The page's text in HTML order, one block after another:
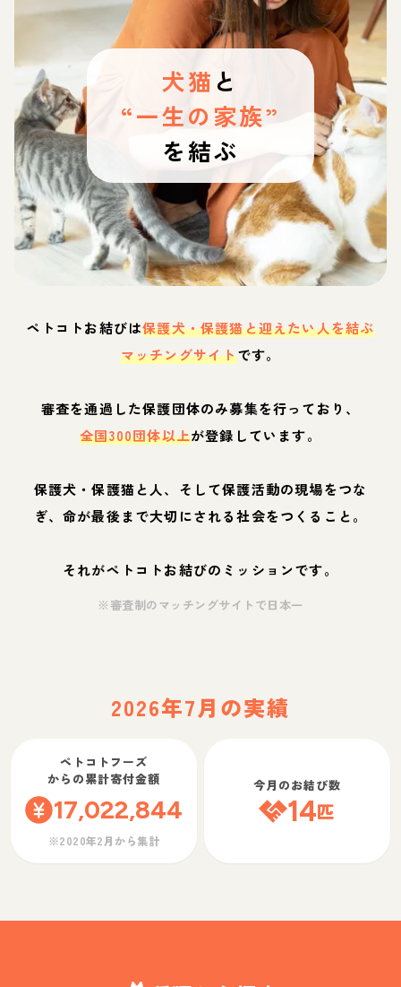
犬猫 と
“一生の家族”
を結ぶ
ペトコトお結びは保護犬・保護猫と迎えたい人を結ぶ
マッチングサイトです。
審査を通過した保護団体のみ募集を行っており、
全国300団体以上が登録しています。
保護犬・保護猫と人、そして保護活動の現場をつな
ぎ、命が最後まで大切にされる社会をつくること。
それがペトコトお結びのミッションです。
※審査制のマッチングサイトで日本一
2026年7月の実績
ペトコトフーズ
からの累計寄付金額
17,022,844
※2020年2月から集計
今月のお結び数
14匹